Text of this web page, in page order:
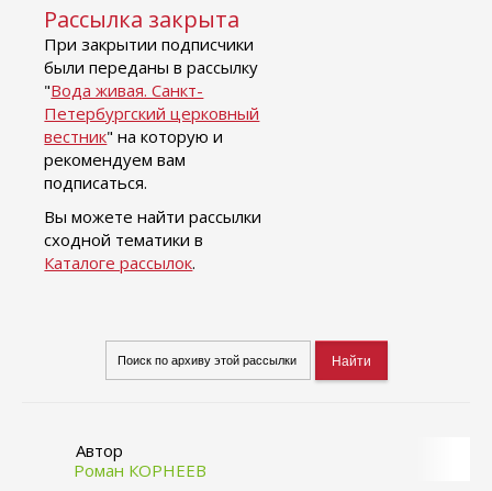
Рассылка закрыта
При закрытии подписчики
были переданы в рассылку
"Вода живая. Санкт-
Петербургский церковный
вестник" на которую и
рекомендуем вам
подписаться.
Вы можете найти рассылки
сходной тематики в
Каталоге рассылок.
Автор
Роман КОРНЕЕВ